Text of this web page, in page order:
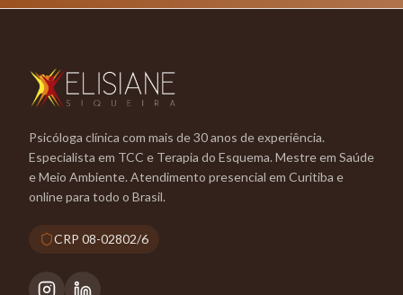
Psicóloga clínica com mais de 30 anos de experiência.
Especialista em TCC e Terapia do Esquema. Mestre em Saúde
e Meio Ambiente. Atendimento presencial em Curitiba e
online para todo o Brasil.
CRP 08-02802/6